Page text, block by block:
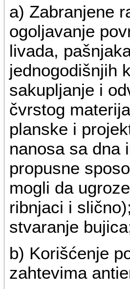
a) Zabranjene
ogoljavanje
livada,
jednogodišnjih
sakupljanje i
čvrstog
planske i
nanosa sa dna
propusne
mogli da
ribnjaci i
stvaranje
b) Korišćenje
zahtevima